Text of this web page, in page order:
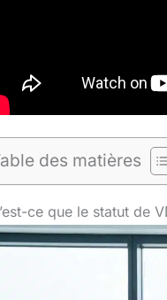
des matières
ce que le statut de